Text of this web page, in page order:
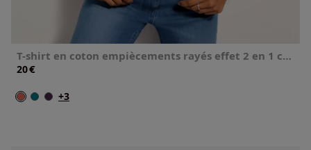
T-shirt en coton empiècements rayés effet 2 en 1 col en v manches longues
20€
+3